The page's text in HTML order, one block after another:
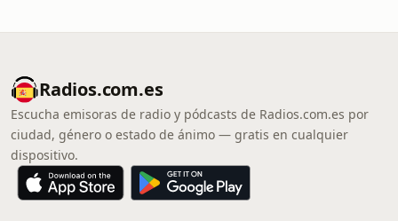
Radios.com.es
Escucha emisoras de radio y pódcasts de Radios.com.es por
ciudad, género o estado de ánimo — gratis en cualquier
dispositivo.